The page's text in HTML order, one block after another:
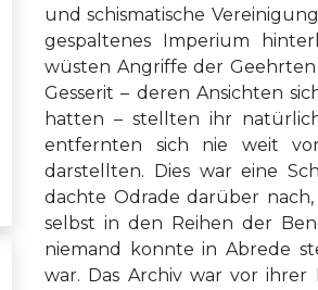
und schismatische
gespaltenes Imperium
wüsten Angriffe der Geehrten
Gesserit – deren Ansichten
hatten – stellten ihr
entfernten sich nie weit
darstellten. Dies war eine
dachte Odrade darüber
selbst in den Reihen der
niemand konnte in Abrede
war. Das Archiv war vor